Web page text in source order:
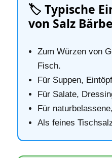
🏷️ Typische
von Salz
Zum Würzen von
Fisch.
Für Suppen,
Für Salate,
Für
Als feines